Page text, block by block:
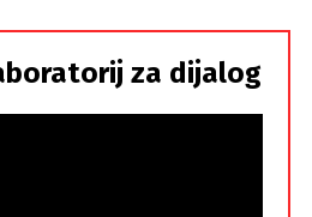
za dijalog